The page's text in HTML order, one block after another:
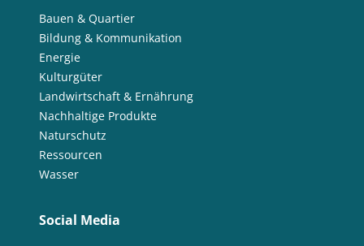
Bauen & Quartier
Bildung & Kommunikation
Energie
Kulturgüter
Landwirtschaft & Ernährung
Nachhaltige Produkte
Naturschutz
Ressourcen
Wasser
Social Media